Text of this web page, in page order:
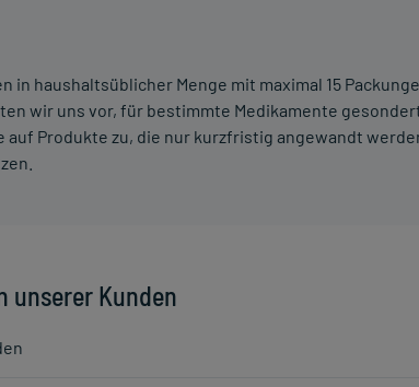
haushaltsüblicher Menge mit maximal 15
wir uns vor, für bestimmte Medikamente
Produkte zu, die nur kurzfristig angewandt
unserer Kunden